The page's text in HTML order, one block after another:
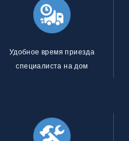
Удобное время приезда
специалиста на дом